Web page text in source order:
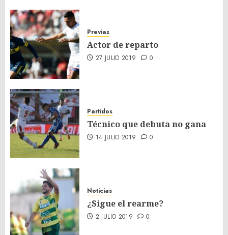
Previas
Actor de reparto
27 JULIO 2019 0
Partidos
Técnico que debuta no gana
14 JULIO 2019 0
Noticias
¿Sigue el rearme?
2 JULIO 2019 0